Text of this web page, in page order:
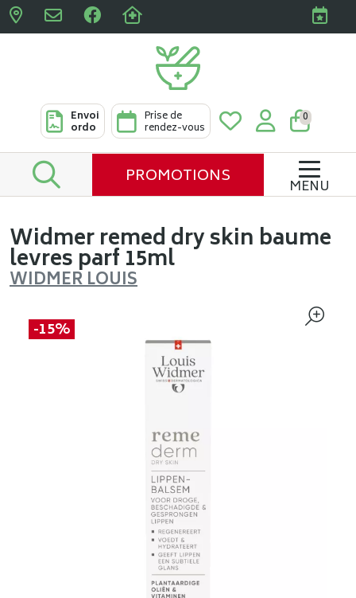
Pharmacies Clabots &
Envoi
ordo
Prise de
rendez-vous
0
PROMOTIONS MENU
Widmer remed dry skin baume
levres parf 15ml
WIDMER LOUIS
-15%